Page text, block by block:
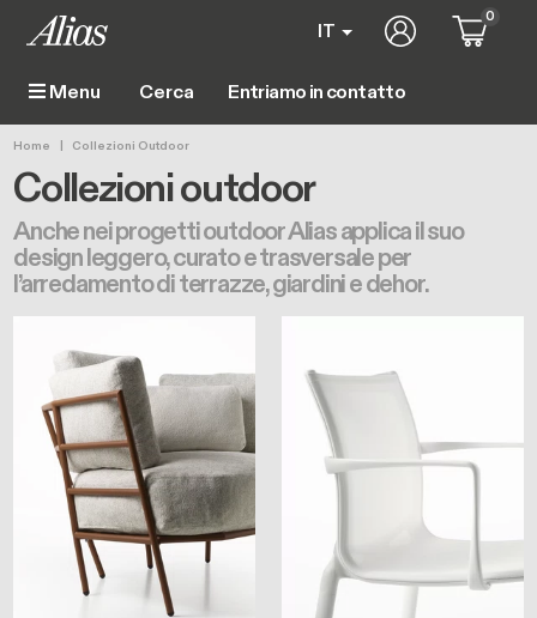
Menu Main navigation
Entriamo in contatto
IT User account
0
Briciole di pane
Home Collezioni Outdoor
Collezioni outdoor
Anche nei progetti outdoor Alias applica il suo
design leggero, curato e trasversale per
l’arredamento di terrazze, giardini e dehor.